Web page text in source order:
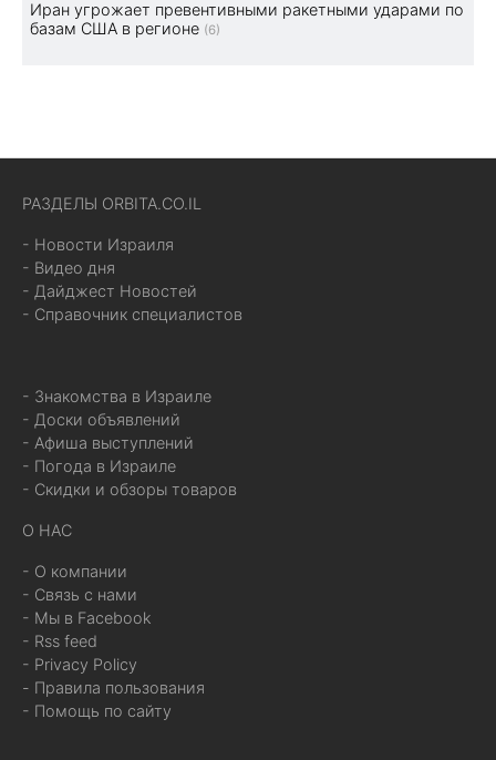
Иран угрожает превентивными ракетными ударами по
базам США в регионе (6)
РАЗДЕЛЫ ORBITA.CO.IL
- Новости Израиля
- Видео дня
- Дайджест Новостей
- Справочник специалистов
- Знакомства в Израиле
- Доски объявлений
- Афиша выступлений
- Погода в Израиле
- Скидки и обзоры товаров
О НАС
- О компании
- Связь с нами
- Мы в Facebook
- Rss feed
- Privacy Policy
- Правила пользования
- Помощь по сайту